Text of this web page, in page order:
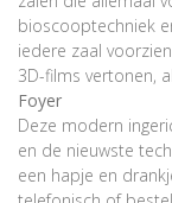
bioscooptechniek
iedere zaal
3D-films vertonen,
Foyer
Deze modern
en de nieuwste
een hapje en